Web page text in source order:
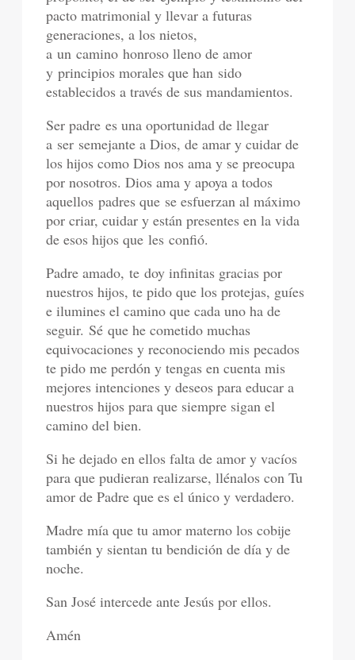
pacto matrimonial y llevar a futuras
generaciones, a los nietos,
aun camino honroso lleno de amor
yprincipios morales que han sido
establecidos a través de sus mandamientos.
Ser padre es una oportunidad de llegar
a ser semejante a Dios, de amar y cuidar de
los hijos como Dios nos ama y se preocupa
por nosotros. Dios ama y apoya a todos
aquellospadres que se esfuerzan al máximo
por criar, cuidar y están presentes en la vida
de esos hijos queles confió.
Padre amado, te doy infinitas gracias por
nuestros hijos, te pido que los protejas, guíes
e ilumines el camino que cada uno ha de
seguir. Sé que he cometido muchas
equivocaciones y reconociendo mis pecados
te pido me perdón y tengas en cuenta mis
mejores intenciones y deseos para educar a
nuestros hijos para que siempre sigan el
camino del bien.
Si he dejado en ellos falta de amor y vacíos
para que pudieran realizarse, llénalos con Tu
amor de Padre que es el único y verdadero.
Madre mía que tu amor materno los cobije
también y sientan tu bendición de día y de
noche.
San José intercede ante Jesús por ellos.
Amén